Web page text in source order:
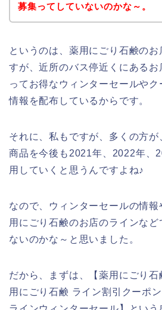
募集ってしていないのかな～。
というのは、薬用にごり石鹸の
すが、近所のバス停近くにあるお
ってお得なウィンターセールや
情報を配布しているからです。
それに、私もですが、多くの方
商品を今後も2021年、2022年、
用していくと思うんですよね♪
なので、ウィンターセールの情
用にごり石鹸のお店のラインな
ないのかな～と思いました。
だから、まずは、【薬用にごり
用にごり石鹸 ライン割引クーポ